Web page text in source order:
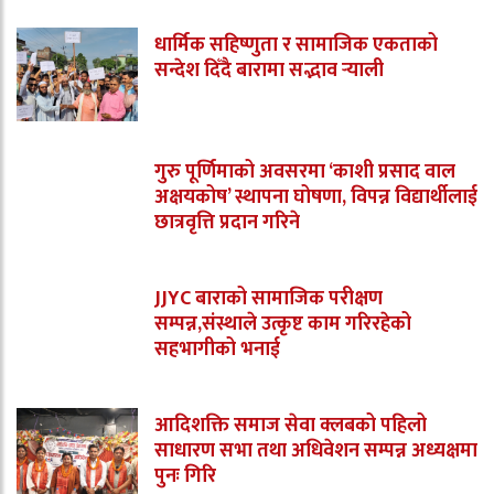
धार्मिक सहिष्णुता र सामाजिक एकताको
सन्देश दिँदै बारामा सद्भाव र्‍याली
गुरु पूर्णिमाको अवसरमा ‘काशी प्रसाद वाल
अक्षयकोष’ स्थापना घोषणा, विपन्न विद्यार्थीलाई
छात्रवृत्ति प्रदान गरिने
JJYC बाराको सामाजिक परीक्षण
सम्पन्न,संस्थाले उत्कृष्ट काम गरिरहेको
सहभागीको भनाई
आदिशक्ति समाज सेवा क्लबको पहिलो
साधारण सभा तथा अधिवेशन सम्पन्न अध्यक्षमा
पुनः गिरि